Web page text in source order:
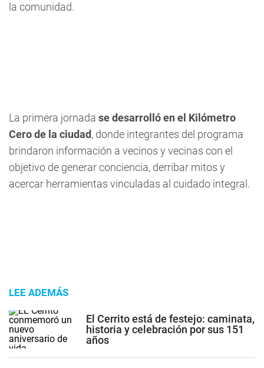
la comunidad.
La primera jornada se desarrolló en el Kilómetro
Cero de la ciudad, donde integrantes del programa
brindaron información a vecinos y vecinas con el
objetivo de generar conciencia, derribar mitos y
acercar herramientas vinculadas al cuidado integral.
LEE ADEMÁS
El Cerrito está de festejo: caminata,
historia y celebración por sus 151
años